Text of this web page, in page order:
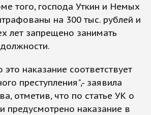
того, господа Уткин и Немых
на 300 тыс. рублей и
лет запрещено занимать
наказание соответствует
преступления",- заявила
отметив, что по статье УК о
предусмотрено наказание в